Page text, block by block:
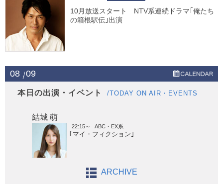
10月放送スタート NTV系連続ドラマ｢俺たち
の箱根駅伝｣出演
08 09
本日の出演・イベント /TODAY ON AIR・EVENTS
結城 萌
22:15～ ABC・EX系
｢マイ・フィクション｣
ARCHIVE